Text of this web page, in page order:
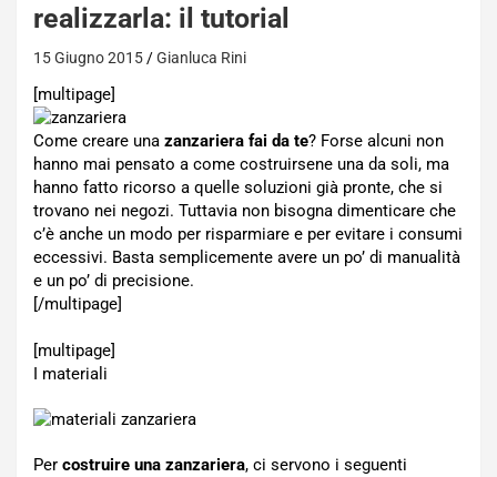
realizzarla: il tutorial
15 Giugno 2015 Gianluca Rini
[multipage]
Come creare una zanzariera fai da te? Forse alcuni non
hanno mai pensato a come costruirsene una da soli, ma
hanno fatto ricorso a quelle soluzioni già pronte, che si
trovano nei negozi. Tuttavia non bisogna dimenticare che
c’è anche un modo per risparmiare e per evitare i consumi
eccessivi. Basta semplicemente avere un po’ di manualità
e un po’ di precisione.
[/multipage]
[multipage]
I materiali
Per costruire una zanzariera, ci servono i seguenti